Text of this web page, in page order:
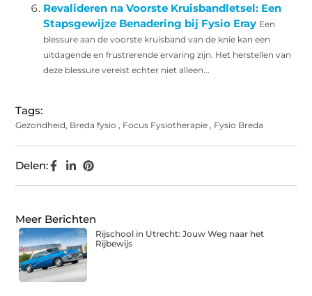
Revalideren na Voorste Kruisbandletsel: Een
Stapsgewijze Benadering bij Fysio Eray Een
blessure aan de voorste kruisband van de knie kan een
uitdagende en frustrerende ervaring zijn. Het herstellen van
deze blessure vereist echter niet alleen...
Tags:
Gezondheid, Breda fysio , Focus Fysiotherapie , Fysio Breda
Delen:
Meer Berichten
Rijschool in Utrecht: Jouw Weg naar het
Rijbewijs